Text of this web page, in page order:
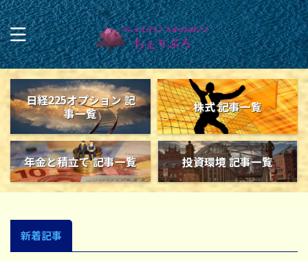
日経225オプション 記
事一覧
株式 記事一覧
年金と積立て 記事一覧 投資環境 記事一覧
新着記事